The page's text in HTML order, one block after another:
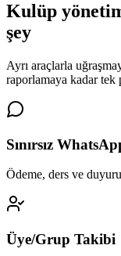
Kulüp
şey
Ayrı araçlarla
raporlamaya kadar tek
Sınırsız
Ödeme, ders ve duyuru
Üye/Grup Takibi